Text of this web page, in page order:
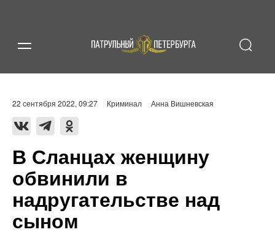
22 сентября 2022, 09:27 Криминал Анна Вишневская
В Сланцах женщину
обвинили в
надругательстве над
сыном